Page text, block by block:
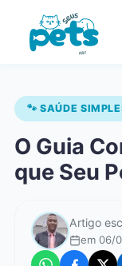
🐾 SAÚDE
O Guia
que Seu
Artigo
em 06/